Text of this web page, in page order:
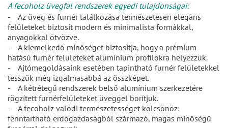
A fecoholz üvegfal rendszerek egyedi tulajdonságai:
- Az üveg és furnér találkozása természetesen elegáns
felületeket biztosít modern és minimalista formákkal,
anyagokkal ötvözve.
- A kiemelkedő minőséget biztosítja, hogy a prémium
hatású furnér felületeket alumínium profilokra helyezzük.
- Ajtómegoldásaink esetében tapintható furnér felületekkel
tesszük még izgalmasabbá az összképet.
- A kétrétegű rendszerek belső alumínium szerkezetére
rögzített furnérfelületeket üveggel borítjuk.
- A fecoholz valódi természetességet kölcsönöz:
fenntartható erdőgazdaságból származó, magas minőségű